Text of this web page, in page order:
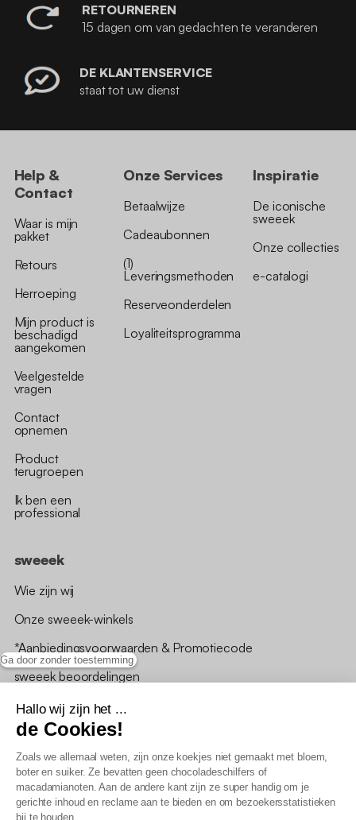
Ga door zonder toestemming
Hallo wij zijn het ...
de Cookies!
Zoals we allemaal weten, zijn onze koekjes niet gemaakt met bloem,
boter en suiker. Ze bevatten geen chocoladeschilfers of
macadamianoten. Aan de andere kant zijn ze super handig om je
gerichte inhoud en reclame aan te bieden en om bezoekersstatistieken
bij te houden.
RETOURNEREN
15 dagen om van gedachten te veranderen
DE KLANTENSERVICE
staat tot uw dienst
Help &
Contact
Waar is mijn
pakket
Retours
Herroeping
Mijn product is
beschadigd
aangekomen
Veelgestelde
vragen
Contact
opnemen
Product
terugroepen
Ik ben een
professional
Onze Services
Betaalwijze
Cadeaubonnen
(1)
Leveringsmethoden
Reserveonderdelen
Loyaliteitsprogramma
Inspiratie
De iconische
sweeek
Onze collecties
e-catalogi
sweeek
Wie zijn wij
Onze sweeek-winkels
*Aanbiedingsvoorwaarden & Promotiecode
sweeek beoordelingen
Algemene verkoopsvoorwaarden
AV loyaliteitsprogramma
Beleid persoonsgegevens